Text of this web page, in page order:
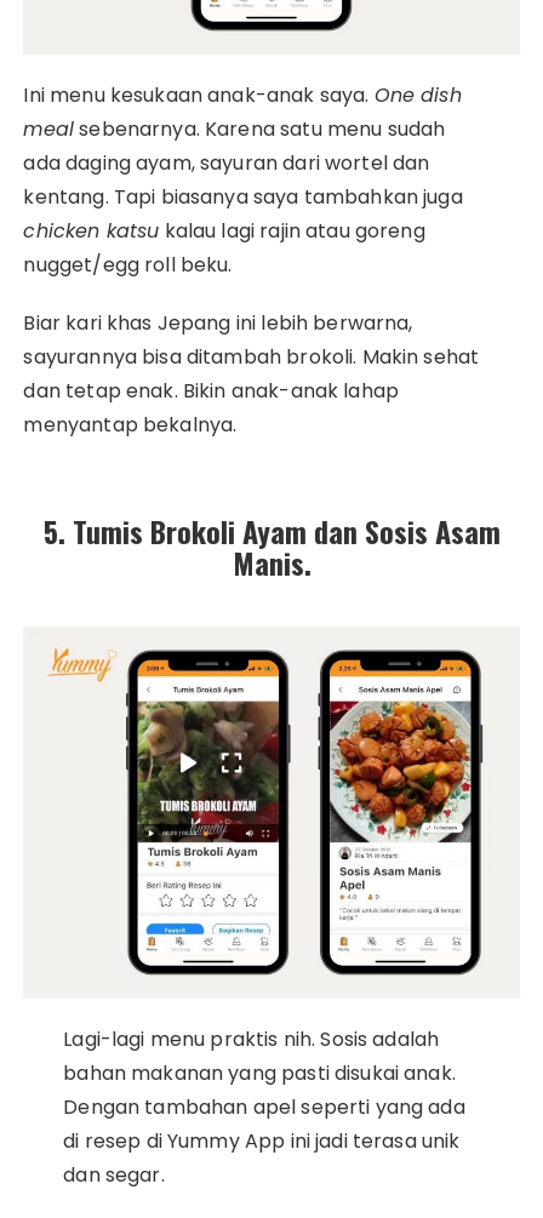
Ini menu kesukaan anak-anak saya. One dish
mealsebenarnya. Karena satu menu sudah
ada daging ayam, sayuran dari wortel dan
kentang. Tapi biasanya saya tambahkan juga
chicken katsu kalau lagi rajin atau goreng
nugget/egg roll beku.
Biar kari khas Jepang ini lebih berwarna,
sayurannya bisa ditambah brokoli. Makin sehat
dan tetap enak. Bikin anak-anak lahap
menyantap bekalnya.
5. Tumis Brokoli Ayam dan Sosis Asam
Manis.
Lagi-lagi menu praktis nih. Sosis adalah
bahan makanan yang pasti disukai anak.
Dengan tambahan apel seperti yang ada
di resep di Yummy App ini jadi terasa unik
dan segar.